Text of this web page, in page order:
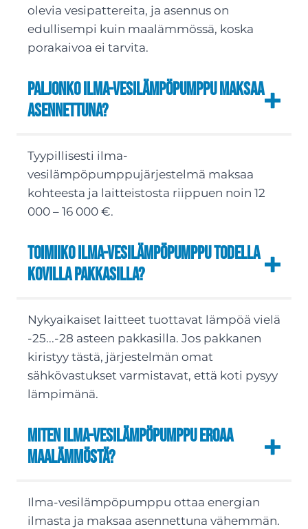
olevia vesipattereita, ja asennus on
edullisempi kuin maalämmössä, koska
porakaivoa ei tarvita.
Paljonko ilma-vesilämpöpumppu maksaa
asennettuna?
Tyypillisesti ilma-
vesilämpöpumppujärjestelmä maksaa
kohteesta ja laitteistosta riippuen noin 12
000 – 16 000 €.
Toimiiko ilma-vesilämpöpumppu todella
kovilla pakkasilla?
Nykyaikaiset laitteet tuottavat lämpöä vielä
-25...-28 asteen pakkasilla. Jos pakkanen
kiristyy tästä, järjestelmän omat
sähkövastukset varmistavat, että koti pysyy
lämpimänä.
Miten ilma-vesilämpöpumppu eroaa
maalämmöstä?
Ilma-vesilämpöpumppu ottaa energian
ilmasta ja maksaa asennettuna vähemmän.